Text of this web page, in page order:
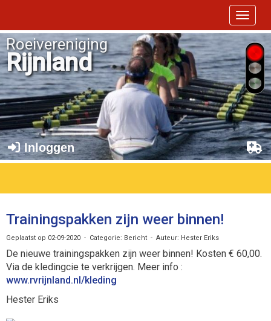
Toggle
Roeivereniging
Rijnland
Inloggen
Trainingspakken zijn weer binnen!
Geplaatst op 02-09-2020 - Categorie: Bericht - Auteur: Hester Eriks
De nieuwe trainingspakken zijn weer binnen! Kosten € 60,00.
Via de kledingcie te verkrijgen. Meer info :
www.rvrijnland.nl/kleding
Hester Eriks